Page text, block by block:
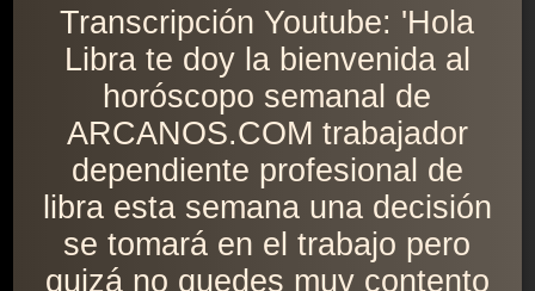
Transcripción Youtube: 'Hola
Libra te doy la bienvenida al
horóscopo semanal de
ARCANOS.COM trabajador
dependiente profesional de
libra esta semana una decisión
se tomará en el trabajo pero
quizá no quedes muy contento